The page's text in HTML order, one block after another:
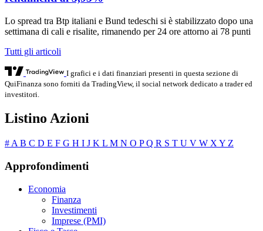
Lo spread tra Btp italiani e Bund tedeschi si è stabilizzato dopo una
settimana di cali e risalite, rimanendo per 24 ore attorno ai 78 punti
Tutti gli articoli
I grafici e i dati finanziari presenti in questa sezione di
QuiFinanza sono forniti da TradingView, il social network dedicato a trader ed
investitori.
Listino Azioni
# A B C D E F G H I J K L M N O PQ R S T U V W X Y Z
Approfondimenti
Economia
Finanza
Investimenti
Imprese (PMI)